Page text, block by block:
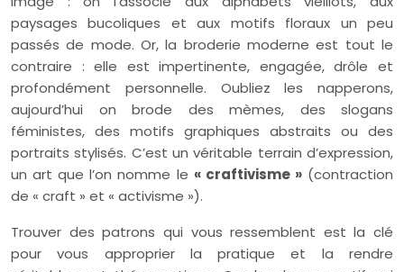
paysages bucoliques et aux motifs floraux un peu
passés de mode. Or, la broderie moderne est tout le
contraire : elle est impertinente, engagée, drôle et
profondément personnelle. Oubliez les napperons,
aujourd’hui on brode des mèmes, des slogans
féministes, des motifs graphiques abstraits ou des
portraits stylisés. C’est un véritable terrain d’expression,
un art que l’on nomme le « craftivisme »(contraction
de « craft » et « activisme »).
Trouver des patrons qui vous ressemblent est la clé
pour vous approprier la pratique et la rendre